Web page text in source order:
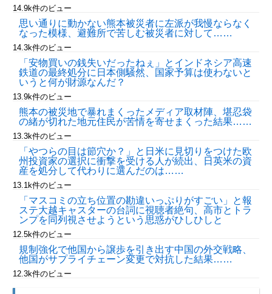
14.9k件のビュー
思い通りに動かない熊本被災者に左派が我慢ならなく
なった模様、避難所で苦しむ被災者に対して……
14.3k件のビュー
「安物買いの銭失いだったねぇ」とインドネシア高速
鉄道の最終処分に日本側騒然、国家予算は使わないと
いうと何が財源なんだ？
13.9k件のビュー
熊本の被災地で暴れまくったメディア取材陣、堪忍袋
の緒が切れた地元住民が苦情を寄せまくった結果……
13.3k件のビュー
「やつらの目は節穴か？」と日米に見切りをつけた欧
州投資家の選択に衝撃を受ける人が続出、日英米の資
産を処分して代わりに選んだのは……
13.1k件のビュー
「マスコミの立ち位置の勘違いっぷりがすごい」と報
ステ大越キャスターの台詞に視聴者絶句、高市とトラ
ンプを同列視させようという思惑がひしひしと
12.5k件のビュー
規制強化で他国から譲歩を引き出す中国の外交戦略、
他国がサプライチェーン変更で対抗した結果……
12.3k件のビュー